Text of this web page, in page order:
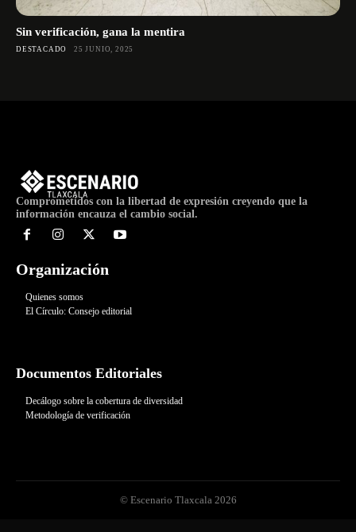
Sin verificación, gana la mentira
DESTACADO 25 JUNIO, 2025
Comprometidos con la libertad de expresión creyendo que la
información encauza el cambio social.
Organización
Quienes somos
El Círculo: Consejo editorial
Documentos Editoriales
Decálogo sobre la cobertura de diversidad
Metodología de verificación
© Escenario Tlaxcala 2026